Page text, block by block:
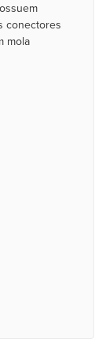
conectores
mola